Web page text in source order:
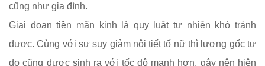
cũng như gia đình.
Giai đoạn tiền mãn kinh là quy luật tự nhiên khó tránh
được. Cùng với sự suy giảm nội tiết tố nữ thì lượng gốc tự
do cũng được sinh ra với tốc độ mạnh hơn, gây nên hiện